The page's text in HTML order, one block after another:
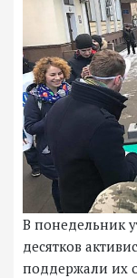
В понедельник
десятков
поддержали их